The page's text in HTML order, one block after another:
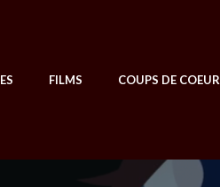
FILMS COUPS DE COEUR